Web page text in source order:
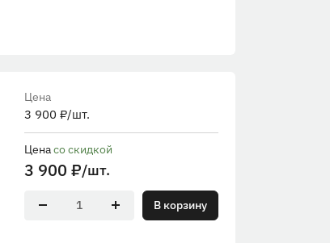
Цена
3 900 ₽/шт.
Ценасо скидкой
3 900 ₽/шт.
В корзину